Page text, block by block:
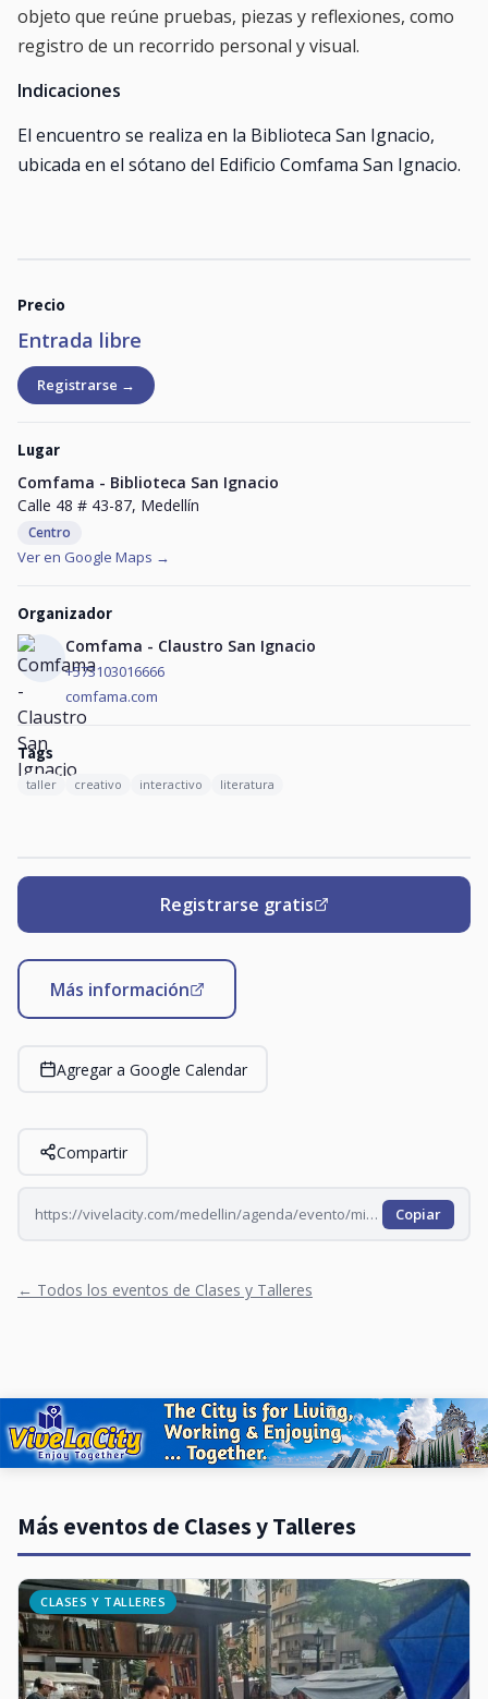
objeto que reúne pruebas, piezas y reflexiones, como
registro de un recorrido personal y visual.
Indicaciones
El encuentro se realiza en la Biblioteca San Ignacio,
ubicada en el sótano del Edificio Comfama San Ignacio.
Precio
Entrada libre
Registrarse →
Lugar
Comfama - Biblioteca San Ignacio
Calle 48 # 43-87, Medellín
Centro
Ver en Google Maps →
Organizador
Comfama - Claustro San Ignacio
+573103016666
comfama.com
Tags
taller creativo interactivo literatura
Registrarse gratis
Más información
Agregar a Google Calendar
Compartir
https://vivelacity.com/medellin/agenda/evento/minerva-taller-editorial-2026-09-25 Copiar
← Todos los eventos de Clases y Talleres
Más eventos de Clases y Talleres
CLASES Y TALLERES